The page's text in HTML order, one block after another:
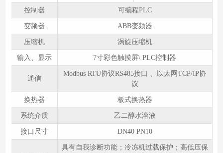
控制器 可编程PLC
变频器 ABB变频器
压缩机 涡旋压缩机
输入、显示 7寸彩色触摸屏\ PLC控制器
通信
Modbus RTU协议RS485接口 、以太网TCP/IP协
议
换热器 板式换热器
系统介质 乙二醇水溶液
接口尺寸 DN40 PN10
具有自我诊断功能；冷冻机过载保护；高低压保